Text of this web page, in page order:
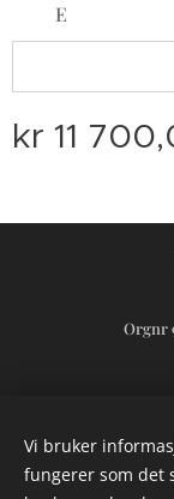
E
kr 11
Orgnr
Vi bruker
fungerer som det